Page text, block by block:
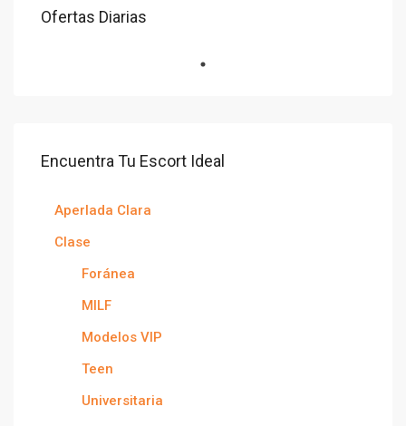
Ofertas Diarias
Encuentra Tu Escort Ideal
Aperlada Clara
Clase
Foránea
MILF
Modelos VIP
Teen
Universitaria